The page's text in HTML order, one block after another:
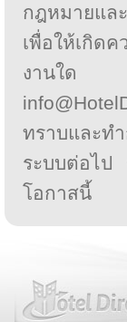
กฎหมายแล
เพื่อให้เกิด
งานใด
ทราบและ
ระบบต่อไ
โอกาสนี้